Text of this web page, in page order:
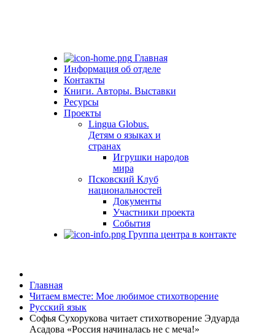
Главная
Информация об отделе
Контакты
Книги. Авторы. Выставки
Ресурсы
Проекты
Lingua Globus.
Детям о языках и
странах
Игрушки народов
мира
Псковский Клуб
национальностей
Документы
Участники проекта
События
Группа центра в контакте
Главная
Читаем вместе: Мое любимое стихотворение
Русский язык
Софья Сухорукова читает стихотворение Эдуарда
Асадова «Россия начиналась не с меча!»